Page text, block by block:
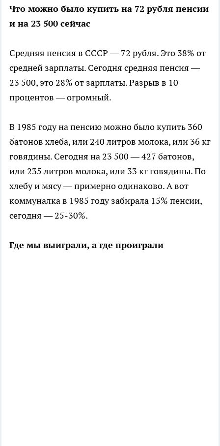
Что можно было купить на 72 рубля пенсии
и на 23 500 сейчас
Средняя пенсия в СССР — 72 рубля. Это 38% от
средней зарплаты. Сегодня средняя пенсия —
23 500, это 28% от зарплаты. Разрыв в 10
процентов — огромный.
В 1985 году на пенсию можно было купить 360
батонов хлеба, или 240 литров молока, или 36 кг
говядины. Сегодня на 23 500 — 427 батонов,
или 235 литров молока, или 33 кг говядины. По
хлебу и мясу — примерно одинаково. А вот
коммуналка в 1985 году забирала 15% пенсии,
сегодня — 25-30%.
Где мы выиграли, а где проиграли